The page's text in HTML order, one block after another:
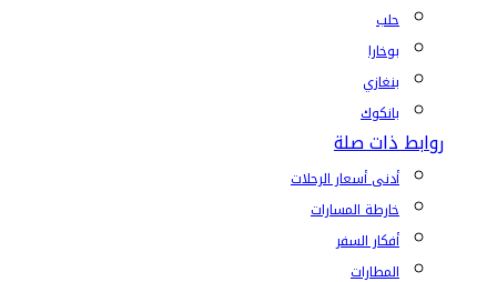
حلب
بوخارا
بنغازي
بانكوك
روابط ذات صلة
أدنى أسعار الرحلات
خارطة المسارات
أفكار السفر
المطارات